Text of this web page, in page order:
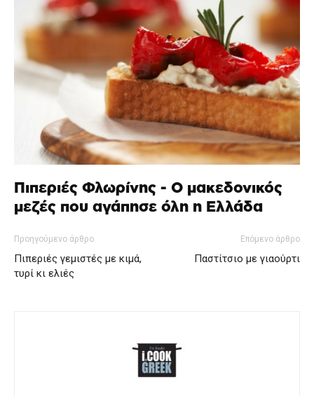
Πιπεριές Φλωρίνης - Ο μακεδονικός
μεζές που αγάπησε όλη η Ελλάδα
Προηγούμενο άρθρο
Πιπεριές γεμιστές με κιμά,
τυρί κι ελιές
Επόμενο άρθρο
Παστίτσιο με γιαούρτι